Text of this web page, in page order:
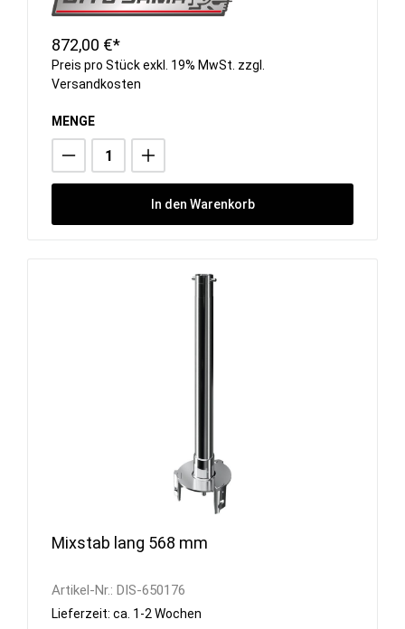
872,00 €*
Preis pro Stück exkl. 19% MwSt. zzgl.
Versandkosten
MENGE
In den Warenkorb
Mixstab lang 568 mm
Artikel-Nr.: DIS-650176
Lieferzeit: ca. 1-2 Wochen